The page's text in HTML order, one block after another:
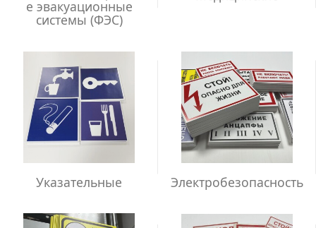
е эвакуационные
системы (ФЭС)
Указательные Электробезопасность